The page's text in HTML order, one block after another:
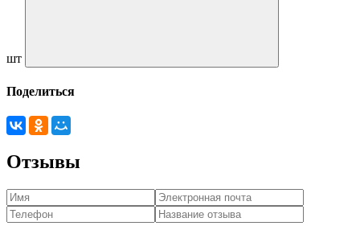
шт
Поделиться
Отзывы